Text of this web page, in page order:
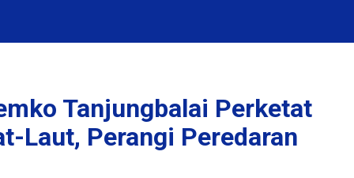
Tanjungbalai Perketat
Laut, Perangi Peredaran